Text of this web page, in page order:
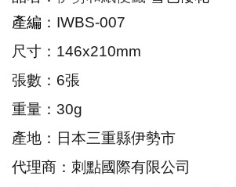
產編 ：IWBS-007
尺寸：146x210mm
張數：6張
重量：30g
產地：日本三重縣伊勢市
代理商：刺點國際有限公司